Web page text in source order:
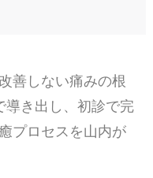
善しない痛みの根
導き出し、初診で完
プロセスを山内が